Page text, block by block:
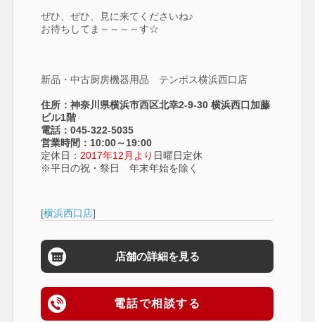
ぜひ、ぜひ、見に来てくださいね♪
お待ちしてま～～～～す☆
新品・中古厨房機器用品 テンポス横浜西口店
住所：神奈川県横浜市西区北幸2-9-30 横浜西口加藤
ビル1階
電話：045-322-5035
営業時間：10:00～19:00
定休日：2017年12月より 日曜日定休
※平日の祝・祭日 年末年始を除く
[横浜西口店]
店舗の詳細を見る
電話で相談する